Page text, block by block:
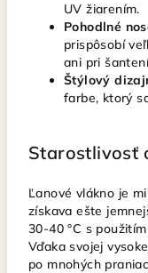
UV žiarením.
Pohodlné
prispôsobí
ani pri
Štýlový
farbe, ktorý
Starostlivosť
Ľanové vlákno je
získava ešte
30-40 °C s
Vďaka svojej
po mnohých